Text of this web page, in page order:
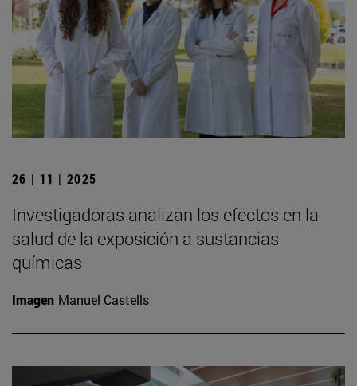
26 | 11 | 2025
Investigadoras analizan los efectos en la
salud de la exposición a sustancias
químicas
Imagen Manuel Castells